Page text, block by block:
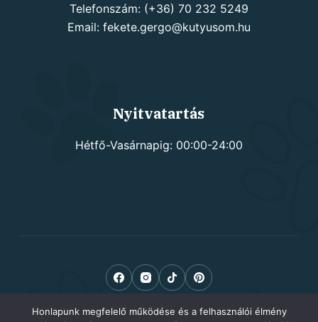
Telefonszám: (+36) 70 232 5249
Email: fekete.gergo@kutyusom.hu
Nyitvatartás
Hétfő-Vasárnapig: 00:00-24:00
Honlapunk megfelelő működése és a felhasználói élmény